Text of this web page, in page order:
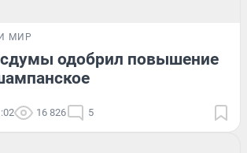
МИР
одобрил повышение
16 826 5